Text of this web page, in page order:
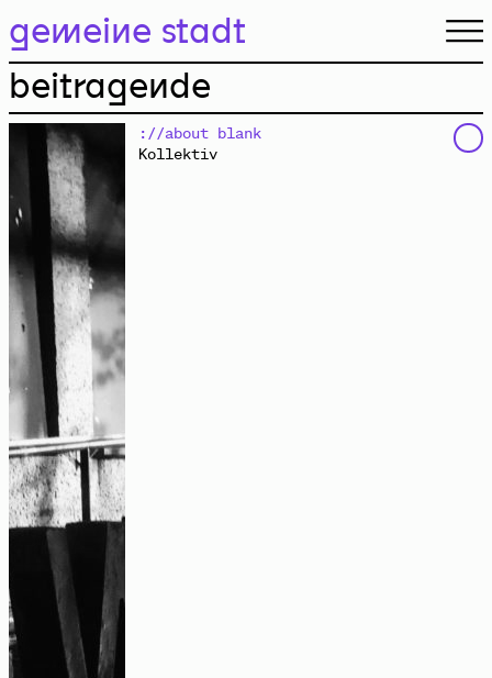
gemeine stadt.
gemeine stadt
beitragende
://about blank
Kollektiv